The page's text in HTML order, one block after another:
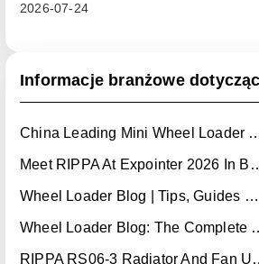
2026-07-24
Informacje branżowe
China Leading Mini Wheel Loader Supplier: Reliable
Meet RIPPA At
Wheel Loader Blog | Tips, Guides & Attachments
Wheel Loader Blog: The Complete Guide
RIPPA RS06-3